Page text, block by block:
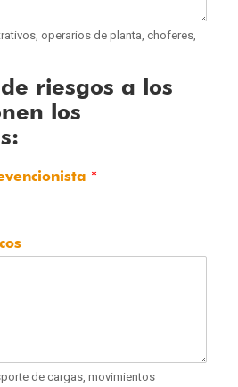
operarios de planta, choferes,
riesgos a los
los
*
de cargas, movimientos